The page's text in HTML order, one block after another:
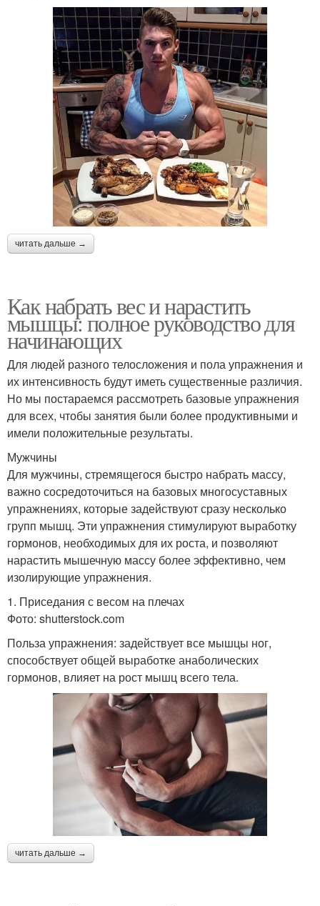
читать дальше →
Как набрать вес и нарастить
мышцы: полное руководство для
начинающих
Для людей разного телосложения и пола упражнения и
их интенсивность будут иметь существенные различия.
Но мы постараемся рассмотреть базовые упражнения
для всех, чтобы занятия были более продуктивными и
имели положительные результаты.
Мужчины
Для мужчины, стремящегося быстро набрать массу,
важно сосредоточиться на базовых многосуставных
упражнениях, которые задействуют сразу несколько
групп мышц. Эти упражнения стимулируют выработку
гормонов, необходимых для их роста, и позволяют
нарастить мышечную массу более эффективно, чем
изолирующие упражнения.
1. Приседания с весом на плечах
Фото: shutterstock.com
Польза упражнения: задействует все мышцы ног,
способствует общей выработке анаболических
гормонов, влияет на рост мышц всего тела.
читать дальше →